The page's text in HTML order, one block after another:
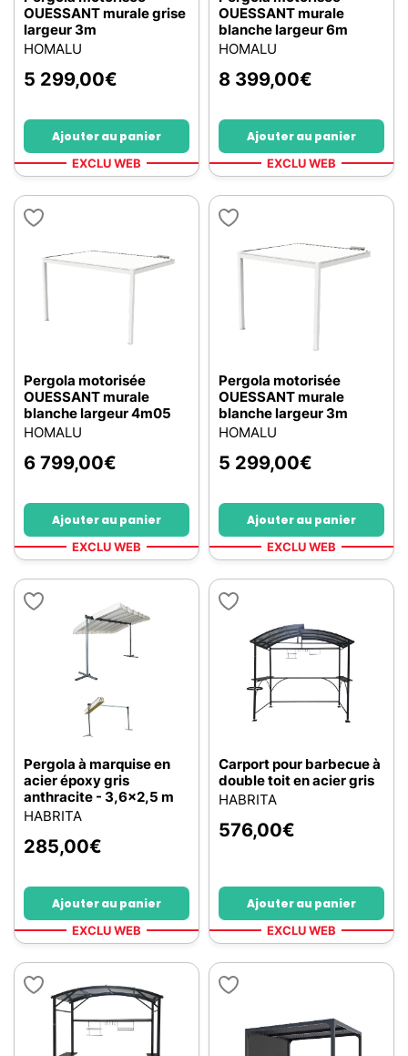
OUESSANT murale grise
largeur 3m
HOMALU
5 299,00€
Ajouter au panier
EXCLU WEB
OUESSANT murale
blanche largeur 6m
HOMALU
8 399,00€
Ajouter au panier
EXCLU WEB
Pergola motorisée
OUESSANT murale
blanche largeur 4m05
HOMALU
6 799,00€
Ajouter au panier
EXCLU WEB
Pergola motorisée
OUESSANT murale
blanche largeur 3m
HOMALU
5 299,00€
Ajouter au panier
EXCLU WEB
Pergola à marquise en
acier époxy gris
anthracite - 3,6x2,5 m
HABRITA
285,00€
Ajouter au panier
EXCLU WEB
Carport pour barbecue à
double toit en acier gris
HABRITA
576,00€
Ajouter au panier
EXCLU WEB